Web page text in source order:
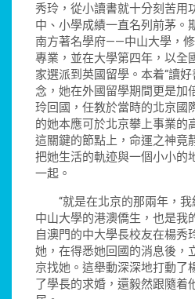
秀玲，從小讀書就十分刻苦用
中、小學成績一直名列前茅。
南方著名學府——中山大學，
專業，並在大學第四年，以全
家選派到英國留學。本着“讀
念，她在外國留學期間更是加
玲回國，任教於當時的北京國
的她本應可於北京攀上事業的
這關鍵的節點上，命運之神竟
把她生活的軌迹與一個小小的
一起。
“就是在北京的那兩年，我
中山大學的港澳僑生，也是我
自澳門的中大學長校友在楊秀
她，在得悉她回國的消息後，
京找她。這舉動深深地打動了
了學長的求婚，還毅然跟隨着